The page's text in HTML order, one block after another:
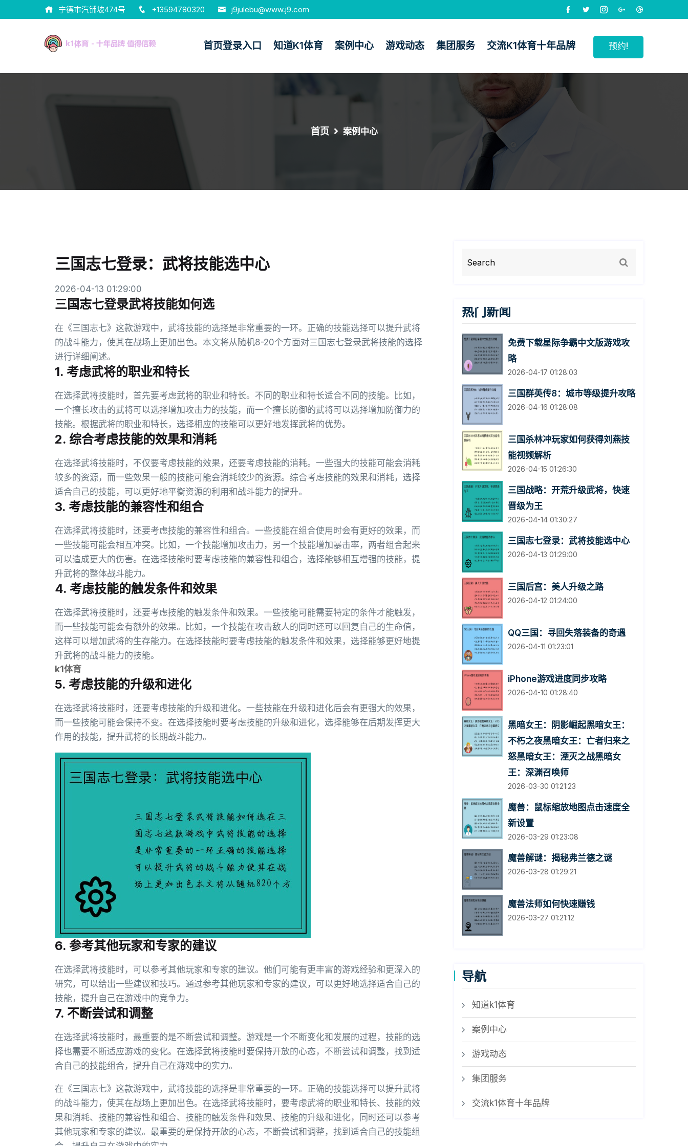
宁德市汽铺坡474号 +13594780320 j9julebu@www.j9.com
首页登录入口 知道k1体育 案例中心 游戏动态 集团服务 交流k1体育十年品牌 预约!
首页 案例中心
三国志七登录：武将技能选中心
2026-04-13 01:29:00
三国志七登录武将技能如何选
在《三国志七》这款游戏中，武将技能的选择是非常重要的一环。正确的技能选择可以提升武将
的战斗能力，使其在战场上更加出色。本文将从随机8-20个方面对三国志七登录武将技能的选择
进行详细阐述。
1. 考虑武将的职业和特长
在选择武将技能时，首先要考虑武将的职业和特长。不同的职业和特长适合不同的技能。比如，
一个擅长攻击的武将可以选择增加攻击力的技能，而一个擅长防御的武将可以选择增加防御力的
技能。根据武将的职业和特长，选择相应的技能可以更好地发挥武将的优势。
2. 综合考虑技能的效果和消耗
在选择武将技能时，不仅要考虑技能的效果，还要考虑技能的消耗。一些强大的技能可能会消耗
较多的资源，而一些效果一般的技能可能会消耗较少的资源。综合考虑技能的效果和消耗，选择
适合自己的技能，可以更好地平衡资源的利用和战斗能力的提升。
3. 考虑技能的兼容性和组合
在选择武将技能时，还要考虑技能的兼容性和组合。一些技能在组合使用时会有更好的效果，而
一些技能可能会相互冲突。比如，一个技能增加攻击力，另一个技能增加暴击率，两者组合起来
可以造成更大的伤害。在选择技能时要考虑技能的兼容性和组合，选择能够相互增强的技能，提
升武将的整体战斗能力。
4. 考虑技能的触发条件和效果
在选择武将技能时，还要考虑技能的触发条件和效果。一些技能可能需要特定的条件才能触发，
而一些技能可能会有额外的效果。比如，一个技能在攻击敌人的同时还可以回复自己的生命值，
这样可以增加武将的生存能力。在选择技能时要考虑技能的触发条件和效果，选择能够更好地提
升武将的战斗能力的技能。
k1体育
5. 考虑技能的升级和进化
在选择武将技能时，还要考虑技能的升级和进化。一些技能在升级和进化后会有更强大的效果，
而一些技能可能会保持不变。在选择技能时要考虑技能的升级和进化，选择能够在后期发挥更大
作用的技能，提升武将的长期战斗能力。
6. 参考其他玩家和专家的建议
在选择武将技能时，可以参考其他玩家和专家的建议。他们可能有更丰富的游戏经验和更深入的
研究，可以给出一些建议和技巧。通过参考其他玩家和专家的建议，可以更好地选择适合自己的
技能，提升自己在游戏中的竞争力。
7. 不断尝试和调整
在选择武将技能时，最重要的是不断尝试和调整。游戏是一个不断变化和发展的过程，技能的选
择也需要不断适应游戏的变化。在选择武将技能时要保持开放的心态，不断尝试和调整，找到适
合自己的技能组合，提升自己在游戏中的实力。
在《三国志七》这款游戏中，武将技能的选择是非常重要的一环。正确的技能选择可以提升武将
的战斗能力，使其在战场上更加出色。在选择武将技能时，要考虑武将的职业和特长、技能的效
果和消耗、技能的兼容性和组合、技能的触发条件和效果、技能的升级和进化，同时还可以参考
其他玩家和专家的建议。最重要的是保持开放的心态，不断尝试和调整，找到适合自己的技能组
热门新闻
免费下载星际争霸中文版游戏攻
略
2026-04-17 01:28:03
三国群英传8：城市等级提升攻略
2026-04-16 01:28:08
三国杀林冲玩家如何获得刘燕技
能视频解析
2026-04-15 01:26:30
三国战略：开荒升级武将，快速
晋级为王
2026-04-14 01:30:27
三国志七登录：武将技能选中心
2026-04-13 01:29:00
三国后宫：美人升级之路
2026-04-12 01:24:00
QQ三国：寻回失落装备的奇遇
2026-04-11 01:23:01
iPhone游戏进度同步攻略
2026-04-10 01:28:40
黑暗女王：阴影崛起黑暗女王：
不朽之夜黑暗女王：亡者归来之
怒黑暗女王：湮灭之战黑暗女
王：深渊召唤师
2026-03-30 01:21:23
魔兽：鼠标缩放地图点击速度全
新设置
2026-03-29 01:23:08
魔兽解谜：揭秘弗兰德之谜
2026-03-28 01:29:21
魔兽法师如何快速赚钱
2026-03-27 01:21:12
导航
知道k1体育
案例中心
游戏动态
集团服务
交流k1体育十年品牌